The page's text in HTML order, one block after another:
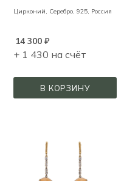
Цирконий, Серебро, 925, Россия
14 300₽
+ 1 430 на счёт
В КОРЗИНУ